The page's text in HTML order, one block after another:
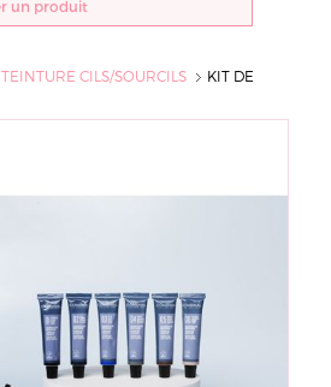
TEINTURE CILS/SOURCILS
KIT DE